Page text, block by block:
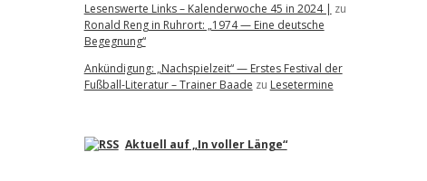
Lesenswerte Links – Kalenderwoche 45 in 2024 | zu
Ronald Reng in Ruhrort: „1974 — Eine deutsche
Begegnung“
Ankündigung: „Nachspielzeit“ — Erstes Festival der
Fußball-Literatur – Trainer Baade zu Lesetermine
Aktuell auf „In voller Länge“